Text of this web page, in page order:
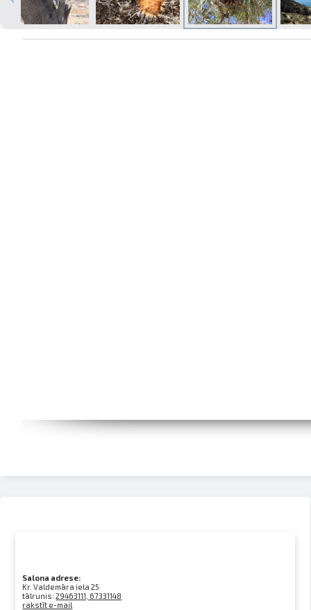
Izdrukas 1h laikā Rīgā – pasūtiet
Salona adrese:
Kr. Valdemāra iela 25
tālrunis:29463111, 67331148
rakstīt e-mail